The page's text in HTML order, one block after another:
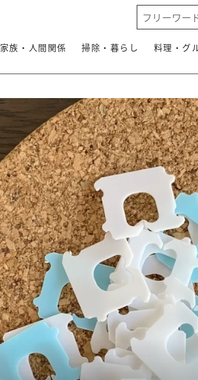
家族・人間関係 掃除・暮らし 料理・グ